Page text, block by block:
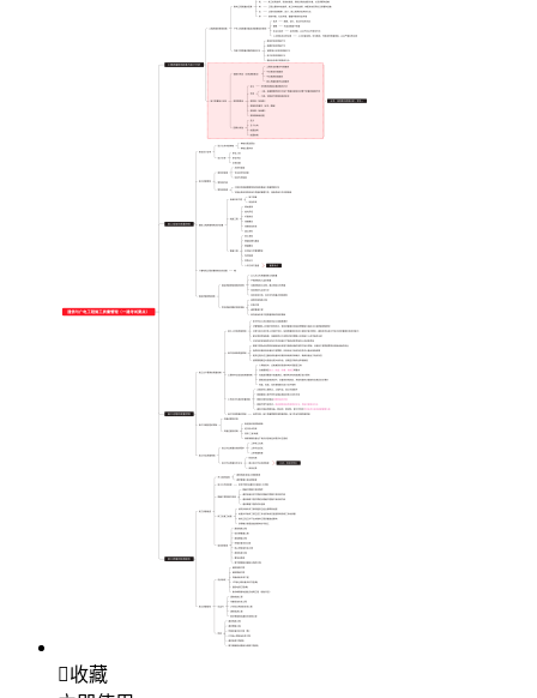
收藏